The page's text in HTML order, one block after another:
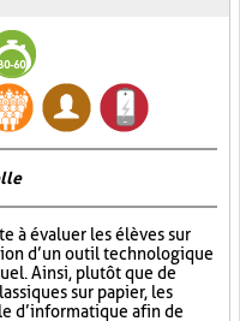
à évaluer les élèves sur
d’un outil technologique
Ainsi, plutôt que de
sur papier, les
d’informatique afin de